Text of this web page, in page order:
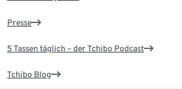
Presse
5 Tassen täglich – der Tchibo Podcast
Tchibo Blog